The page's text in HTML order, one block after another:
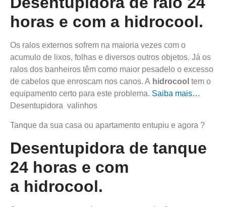
horas e com a hidrocool.
Os ralos externos sofrem na maioria vezes com o
acumulo de lixos, folhas e diversos outros objetos. Já os
ralos dos banheiros têm como maior pesadelo o excesso
de cabelos que enroscam nos canos. A hidrocool tem o
equipamento certo para este problema. Saiba mais…
Desentupidora valinhos
Tanque da sua casa ou apartamento entupiu e agora ?
Desentupidora de tanque
24 horas e com
a hidrocool.